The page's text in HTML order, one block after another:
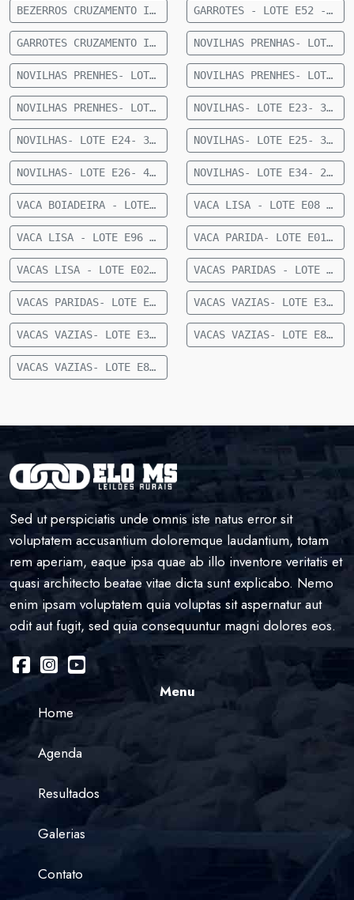
BEZERROS CRUZAMENTO INDUSTRIAL - LOTE E60 - 26 MACHOS SENEPOL 12 MESES - 248 KG - 16 KM DE CAMAPUÃ GARROTES - LOTE E52 - 16 MACHOS NELORE 12 A 15 MESES - 241 KG - 16 KM DE CAMAPUÃ
GARROTES CRUZAMENTO INDUSTRIAL - LOTE E50 - 24 MACHOS ANGUS - 12 A 15 MESES - 262 KG - 16 KM DE CAMAPUÃ NOVILHAS PRENHAS- LOTE E33- 19 FÊMEAS NELORE 18 A 24 MESES- 394 KG- 52 KM DE CAMAPUÃ
NOVILHAS PRENHES- LOTE E20- 33 FÊMEAS NELORE PRENHES- (TERÇO MÉDIO DE GESTAÇÃO)- 24 A 30 MESES- 392 KG- 36 KM DE CAMAPUÃ NOVILHAS PRENHES- LOTE E21- 21 FÊMEAS NELORE PRENHES- (TERÇO MÉDIO DE GESTAÇÃO)- 24 A 30 MESES- 382 KG- 36 KM DE CAMAPUÃ
NOVILHAS PRENHES- LOTE E22- 33 FÊMEAS NELORE PRENHES- (TERÇO MÉDIO DE GESTAÇÃO)- 24 A 30 MESES- 393 KG- 36 KM DE CAMAPUÃ NOVILHAS- LOTE E23- 36 FÊMEAS NELORE- 12 A 15 MESES- 215 KG- 40 KM DE CAMAPUÃ
NOVILHAS- LOTE E24- 34 FÊMEAS NELORE- 12 MESES- 210 KG- 42 KM DE CAMAPUÃ NOVILHAS- LOTE E25- 35 FÊMEAS NELORE- 12 MESES- 207 KG- 42 KM DE CAMAPUÃ
NOVILHAS- LOTE E26- 41 FÊMEAS NELORE- 12 A 15 MESES- 251 KG- 42 KM DE CAMAPUÃ NOVILHAS- LOTE E34- 25 FÊMEAS NELORE- 12 A 14 MESES- 259 KG- 52 KMDE CAMAPUÃ
VACA BOIADEIRA - LOTE E09 - 4 VACAS BOIADEIRAS CRUZADAS - 424 KG - 28 KM DE CAMAPUÃ VACA LISA - LOTE E08 - 10 VACAS LISAS NELORE - SEM DG - 440 KG - 28 KM DE CAMAPUÃ
VACA LISA - LOTE E96 - 6 VACAS LISAS NELORE - SEM DG - 406 KG - 38 KM DE CAMAPUÃ VACA PARIDA- LOTE E01- VACAS PARIDAS- (3 MACHOS E 6 FÊMEAS)- 390 KG- 2 KM DE CAMAPUÃ
VACAS LISA - LOTE E02 - 20 VACAS LISA - 36 MESES - 503 KG - 3 KM DE CAMAPUÃ VACAS PARIDAS - LOTE E03 - 14 VACAS PARIDAS NELORE - 10 MACHOS E 4 FÊMEAS - 441 KG - 28 KM DE CAMAPUÃ
VACAS PARIDAS- LOTE E30- 50 FÊMEAS NELORE ( 26 MACHOS E 25 FÊMEAS ) 36 MESES- 408 KG- 29 KM DE FIGUEIRÃO VACAS VAZIAS- LOTE E31- 20 FÊMEAS NELORE- 36 MESES- 459 KG- 53 KM DE CAMAPUÃ
VACAS VAZIAS- LOTE E32- 19 FÊMEAS NELORE- 36 MESES- 441 KG- 53 KM DE CAMAPUÃ VACAS VAZIAS- LOTE E86- 09 FÊMEAS VAZIA- 482 KG- 70 KM DE CAMAPUÃ
VACAS VAZIAS- LOTE E89- 24 FÊMEAS NELORE VAZIA- 20 A 24 MESES -350 KG- 70 KM DE CAMAPUÃ
Sed ut perspiciatis unde omnis iste natus error sit
voluptatem accusantium doloremque laudantium, totam
rem aperiam, eaque ipsa quae ab illo inventore veritatis et
quasi architecto beatae vitae dicta sunt explicabo. Nemo
enim ipsam voluptatem quia voluptas sit aspernatur aut
odit aut fugit, sed quia consequuntur magni dolores eos.
Menu
Home
Agenda
Resultados
Galerias
Contato